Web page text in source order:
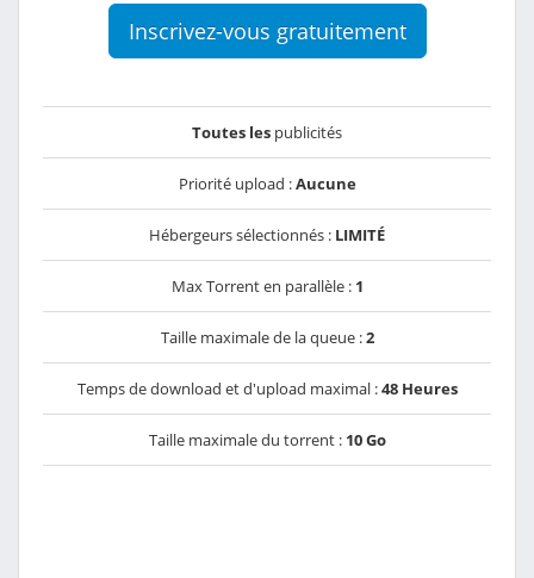
Inscrivez-vous gratuitement
Toutes les publicités
Priorité upload :Aucune
Hébergeurs sélectionnés : LIMITÉ
Max Torrent en parallèle : 1
Taille maximale de la queue :2
Temps de download et d'upload maximal :48 Heures
Taille maximale du torrent : 10 Go